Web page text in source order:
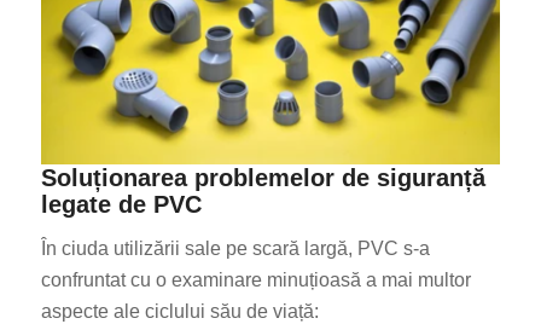
Soluționarea problemelor de siguranță
legate de PVC
În ciuda utilizării sale pe scară largă, PVC s-a
confruntat cu o examinare minuțioasă a mai multor
aspecte ale ciclului său de viață: